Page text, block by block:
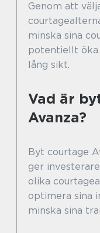
Genom att
minska sina
potentiellt öka
lång sikt.
Vad är
Avanza?
Byt courtage
ger
olika
optimera sina
minska sina